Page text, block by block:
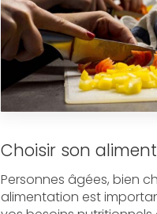
Choisir son
Personnes âgées, bien
alimentation est